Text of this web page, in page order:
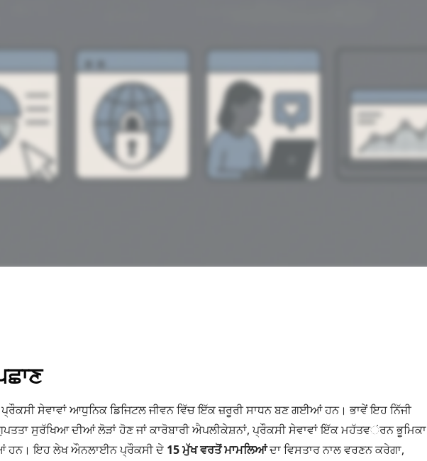
ਸੇਵਾਵਾਂ ਆਧੁਨਿਕ ਡਿਜਿਟਲ ਜੀਵਨ ਵਿੱਚ ਇੱਕ ਜ਼ਰੂਰੀ ਸਾਧਨ ਬਣ ਗਈਆਂ ਹਨ। ਭਾਵੇਂ ਇਹ ਨਿੱਜੀ
ਸੁਰੱਖਿਆ ਦੀਆਂ ਲੋੜਾਂ ਹੋਣ ਜਾਂ ਕਾਰੋਬਾਰੀ ਐਪਲੀਕੇਸ਼ਨਾਂ, ਪ੍ਰੌਕਸੀ ਸੇਵਾਵਾਂ ਇੱਕ ਮਹੱਤਵંਰਨ ਭੂਮਿਕਾ
ਹਨ। ਇਹ ਲੇਖ ਔਨਲਾਈਨ ਪ੍ਰੌਕਸੀ ਦੇ 15 ਮੁੱਖ ਵਰਤੋਂ ਮਾਮਲਿਆਂਦਾ ਵਿਸਤਾਰ ਨਾਲ ਵਰਣਨ ਕਰੇਗਾ,